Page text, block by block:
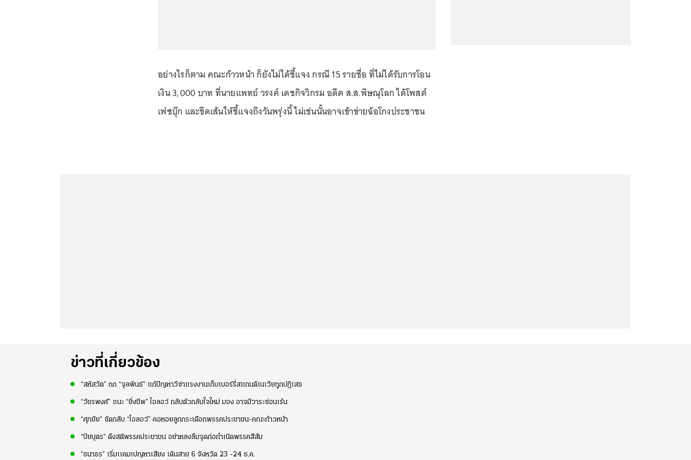
อย่างไรก็ตาม คณะก้าวหน้า ก็ยังไม่ได้ชี้แจง กรณี 15 รายชื่อ ที่ไม่ได้รับการโอน
เงิน 3,000 บาท ที่นายแพทย์ วรงค์ เดชกิจวิกรม อดีต ส.ส.พิษณุโลก ได้โพสต์
เฟซบุ๊ก และขีดเส้นให้ชี้แจงถึงวันพรุ่งนี้ ไม่เช่นนั้นอาจเข้าข่ายฉ้อโกงประชาชน
ข่าวที่เกี่ยวข้อง
“สหัสวัต” ถก “จุลพันธ์” แก้ปัญหาวีซ่าแรงงานเก็บเบอร์รี่สแกนดิเนเวียถูกปฏิเสธ
“วัชรพงศ์” แนะ “ยิ่งชีพ” ไอลอว์ กลับตัวกลับใจใหม่ มอง อาจมีวาระซ่อนเร้น
“ศุภชัย” ซัดกลับ “ไอลอว์” คอหอยลูกกระเดือกพรรคประชาชน-คณะก้าวหน้า
“ปิยบุตร” ดึงสติพรรคประชาชน อย่าหลงลืมจุดก่อกำเนิดพรรคสีส้ม
“ธนาธร” เริ่มเเคมเปญหาเสียง เดินสาย 6 จังหวัด 23 -24 ธ.ค.